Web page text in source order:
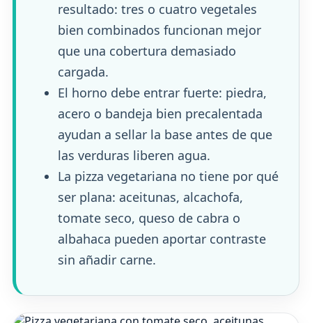
resultado: tres o cuatro vegetales
bien combinados funcionan mejor
que una cobertura demasiado
cargada.
El horno debe entrar fuerte: piedra,
acero o bandeja bien precalentada
ayudan a sellar la base antes de que
las verduras liberen agua.
La pizza vegetariana no tiene por qué
ser plana: aceitunas, alcachofa,
tomate seco, queso de cabra o
albahaca pueden aportar contraste
sin añadir carne.